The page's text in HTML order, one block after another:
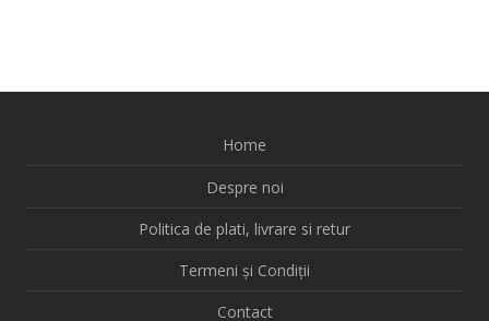
Home
Despre noi
Politica de plati, livrare si retur
Termeni și Condiții
Contact